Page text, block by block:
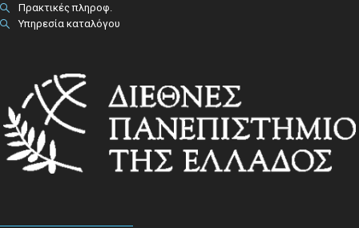
Πρακτικές πληροφ.​
Υπηρεσία καταλόγου